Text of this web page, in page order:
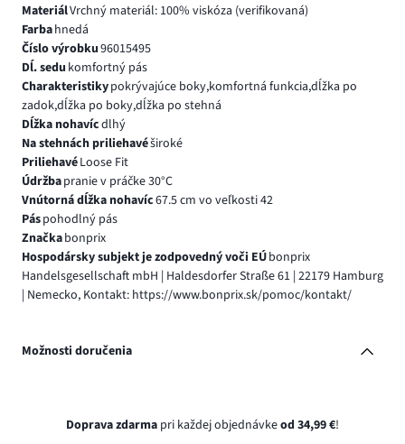
MateriálVrchný materiál: 100% viskóza (verifikovaná)
Farbahnedá
Číslo výrobku96015495
Dĺ. sedu komfortný pás
Charakteristikypokrývajúce boky,komfortná funkcia,dĺžka po
zadok,dĺžka po boky,dĺžka po stehná
Dĺžka nohavícdlhý
Na stehnách priliehavéširoké
PriliehavéLoose Fit
Údržbapranie v práčke 30°C
Vnútorná dĺžka nohavíc67.5 cm vo veľkosti 42
Páspohodlný pás
Značkabonprix
Hospodársky subjekt je zodpovedný voči EÚbonprix
Handelsgesellschaft mbH | Haldesdorfer Straße 61 | 22179 Hamburg
| Nemecko, Kontakt: https://www.bonprix.sk/pomoc/kontakt/
Možnosti doručenia
Doprava zdarma pri každej objednávkeod 34,99 €!